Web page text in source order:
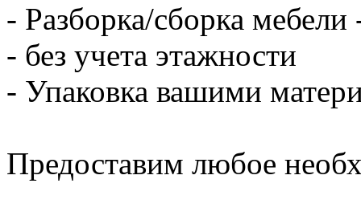
- Разборка/сборка мебели
- без учета этажности
- Упаковка вашими
Предоставим любое